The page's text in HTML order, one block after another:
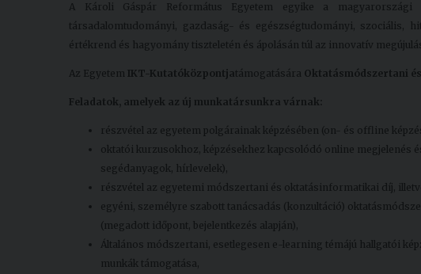
A Károli Gáspár Református Egyetem egyike a magyarországi
társadalomtudományi, gazdaság- és egészségtudományi, szociális,
értékrend és hagyomány tiszteletén és ápolásán túl az innovatív
Az Egyetem IKT-Kutatóközpontjatámogatására Oktatásmódszertani
Feladatok, amelyek az új munkatársunkra várnak:
részvétel az egyetem polgárainak képzésében (on- és offline
oktatói kurzusokhoz, képzésekhez kapcsolódó online
segédanyagok, hírlevelek),
részvétel az egyetemi módszertani és oktatásinformatikai díj,
egyéni, személyre szabott tanácsadás (konzultáció)
(megadott időpont, bejelentkezés alapján),
Általános módszertani, esetlegesen e-learning témájú hallgatói
munkák támogatása,